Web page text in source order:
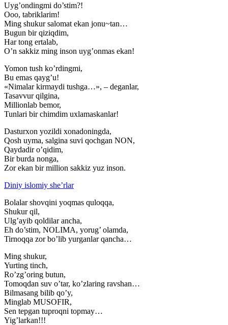
Uyg’ondingmi do’stim?!
Ooo, tabriklarim!
Ming shukur salomat ekan jonu~tan…
Bugun bir qiziqdim,
Har tong ertalab,
O’n sakkiz ming inson uyg’onmas ekan!
Yomon tush ko’rdingmi,
Bu emas qayg’u!
«Nimalar kirmaydi tushga…», – deganlar,
Tasavvur qilgina,
Millionlab bemor,
Tunlari bir chimdim uxlamaskanlar!
Dasturxon yozildi xonadoningda,
Qosh uyma, salgina suvi qochgan NON,
Qaydadir o’qidim,
Bir burda nonga,
Zor ekan bir million sakkiz yuz inson.
Diniy islomiy she’rlar
Bolalar shovqini yoqmas quloqqa,
Shukur qil,
Ulg’ayib qoldilar ancha,
Eh do’stim, NOLIMA, yorug’ olamda,
Tirnoqqa zor bo’lib yurganlar qancha…
Ming shukur,
Yurting tinch,
Ro’zg’oring butun,
Tomoqdan suv o’tar, ko’zlaring ravshan…
Bilmasang bilib qo’y,
Minglab MUSOFIR,
Sen tepgan tuproqni topmay…
Yig’larkan!!!